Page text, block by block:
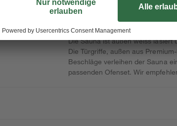
Eine Wellnessoase im eigenen
platzsparendem Eckeinstieg
neben dem praktischen 2-Punkt-
Die Sauna ist außen weiss lasiert
Die Türgriffe, außen aus
Beschläge verleihen der Sauna
passenden Ofenset. Wir